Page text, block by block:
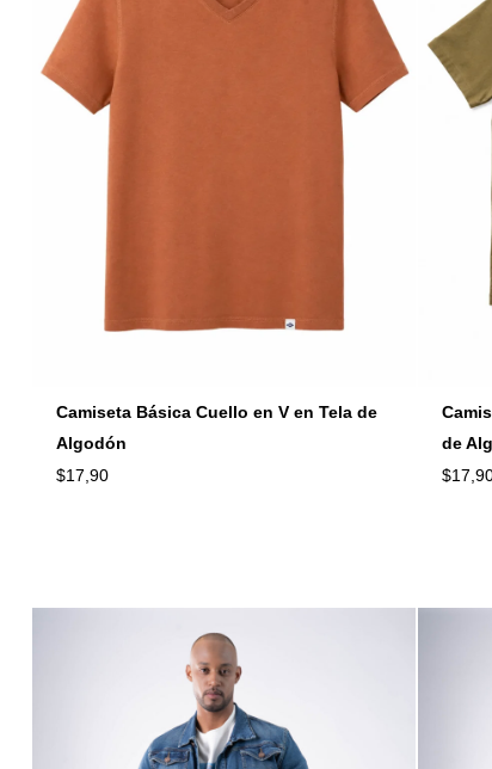
Camiseta Básica Cuello en V en Tela de
Algodón
$17,90
de
$